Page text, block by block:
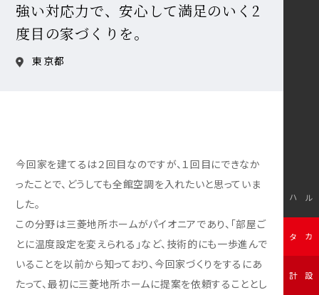
強い対応力で、安心して満足のいく2
度目の家づくりを。
東京都
今回家を建てるは２回目なのですが、１回目にできなか
ったことで、どうしても全館空調を入れたいと思っていま
した。
この分野は三菱地所ホームがパイオニアであり、「部屋ご
とに温度設定を変えられる」など、技術的にも一歩進んで
いることを以前から知っており、今回家づくりをするにあ
たって、最初に三菱地所ホームに提案を依頼することとし